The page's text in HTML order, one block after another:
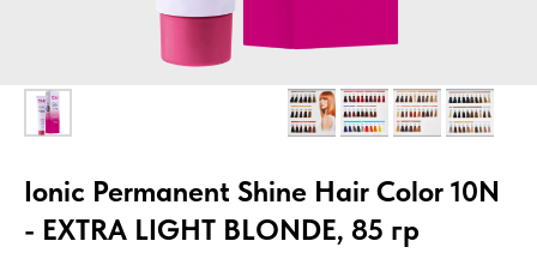
Ionic Permanent Shine Hair Color 10N
- EXTRA LIGHT BLONDE, 85 гр